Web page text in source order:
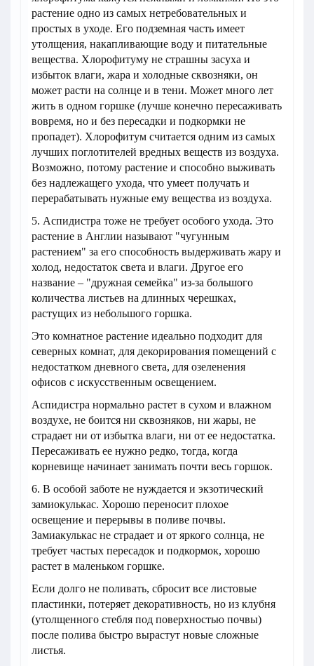
растение одно из самых нетребовательных и
простых в уходе. Его подземная часть имеет
утолщения, накапливающие воду и питательные
вещества. Хлорофитуму не страшны засуха и
избыток влаги, жара и холодные сквозняки, он
может расти на солнце и в тени. Может много лет
жить в одном горшке (лучше конечно пересаживать
вовремя, но и без пересадки и подкормки не
пропадет). Хлорофитум считается одним из самых
лучших поглотителей вредных веществ из воздуха.
Возможно, потому растение и способно выживать
без надлежащего ухода, что умеет получать и
перерабатывать нужные ему вещества из воздуха.
5. Аспидистра тоже не требует особого ухода. Это
растение в Англии называют "чугунным
растением" за его способность выдерживать жару и
холод, недостаток света и влаги. Другое его
название – "дружная семейка" из-за большого
количества листьев на длинных черешках,
растущих из небольшого горшка.
Это комнатное растение идеально подходит для
северных комнат, для декорирования помещений с
недостатком дневного света, для озеленения
офисов с искусственным освещением.
Аспидистра нормально растет в сухом и влажном
воздухе, не боится ни сквозняков, ни жары, не
страдает ни от избытка влаги, ни от ее недостатка.
Пересаживать ее нужно редко, тогда, когда
корневище начинает занимать почти весь горшок.
6. В особой заботе не нуждается и экзотический
замиокулькас. Хорошо переносит плохое
освещение и перерывы в поливе почвы.
Замиакулькас не страдает и от яркого солнца, не
требует частых пересадок и подкормок, хорошо
растет в маленьком горшке.
Если долго не поливать, сбросит все листовые
пластинки, потеряет декоративность, но из клубня
(утолщенного стебля под поверхностью почвы)
после полива быстро вырастут новые сложные
листья.